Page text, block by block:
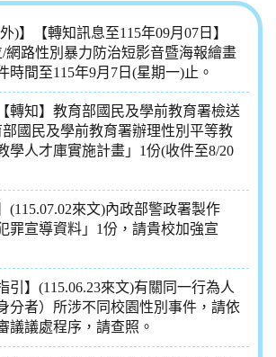
)】【轉知訊息至115年09月07日】
/網路性別暴力防治短影音暨海報繪畫
時間至115年9月7日(星期一)止。
轉知】教育部國民及學前教育署檢送
部國民及學前教育署辦理性別平等教
學人才庫實施計畫」1份(收件至8/20
(115.07.02來文)內政部警政署製作
罪宣導資料」1份，請貴校加強宣
引】(115.06.23來文)有關同一行為人
分者）所涉不同校園性別事件，請依
議議處程序，請查照。